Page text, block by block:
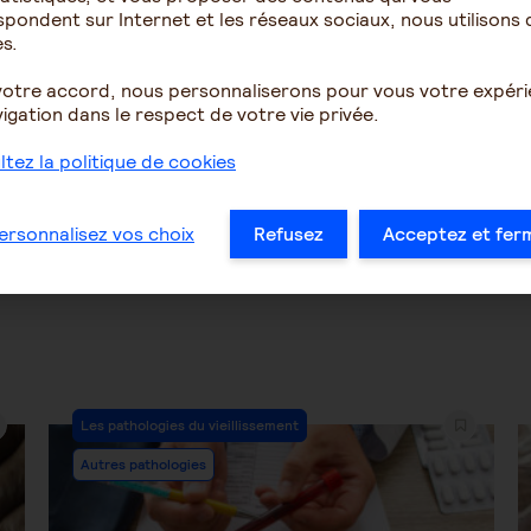
de faire la part des
négligence ou autre
impuissance devant la
Post
Category:
Les pathologies du vieillissement
Autres pathologies
sur Internet et les réseaux sociaux, nous utilisons
accord, nous personnaliserons pour vous votre
dans le respect de votre vie privée.
la politique de cookies
vos choix Refusez Acceptez et